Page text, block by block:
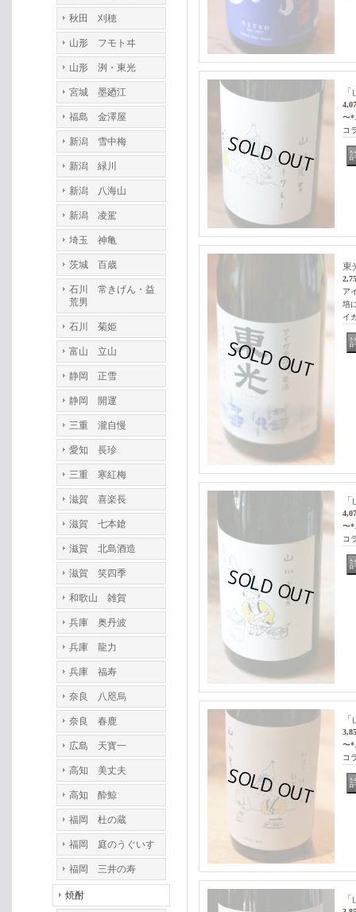
秋田 刈穂
山形 フモトヰ
山形 洌・東光
宮城 墨廼江
福島 金澤屋
新潟 雪中梅
新潟 緑川
新潟 八海山
新潟 凌駕
埼玉 神亀
茨城 百歳
石川 常きげん・益
荒男
石川 菊姫
富山 立山
静岡 正雪
静岡 開運
三重 瀧自慢
愛知 長珍
三重 寒紅梅
滋賀 喜楽長
滋賀 七本鎗
滋賀 北島酒造
滋賀 笑四季
和歌山 雑賀
兵庫 奥丹波
兵庫 龍力
兵庫 福寿
奈良 八咫烏
奈良 春鹿
広島 天寳一
高知 美丈夫
高知 酔鯨
福岡 杜の蔵
福岡 庭のうぐいす
福岡 三井の寿
焼酎
〜
コ
東
ア
培
イ
〜
コ
〜
コ